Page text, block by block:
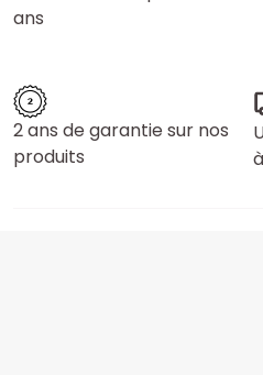
ans
2 ans de garantie sur nos
produits